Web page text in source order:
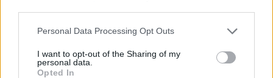
Personal Data Processing Opt Outs
I want to opt-out of the Sharing of my
personal data.
Opted In